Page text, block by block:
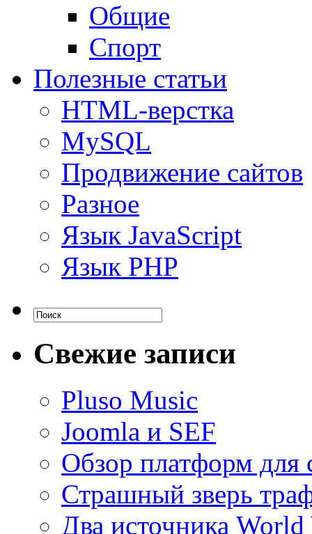
Общие
Спорт
Полезные статьи
HTML-верстка
MySQL
Продвижение сайтов
Разное
Язык JavaScript
Язык PHP
Свежие записи
Pluso Musiс
Joomla и SEF
Обзор платформ для
Страшный зверь
Два источника World